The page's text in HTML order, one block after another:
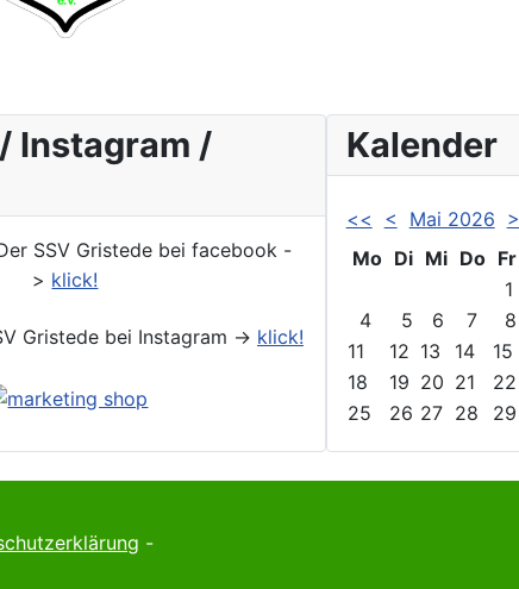
Instagram /
SSV Gristede bei facebook -
> klick!
Gristede bei Instagram -> klick!
Kalender
<< < Mai 2026 >
Mo Di Mi Do Fr
1
4
5 6 7 8
11
12 13 14 15
18
19 20 21 22
25
26 27 28 29
-